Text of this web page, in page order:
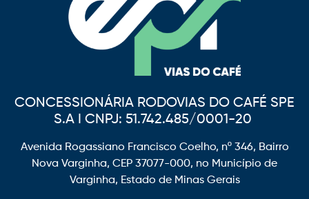
CONCESSIONÁRIA RODOVIAS DO CAFÉ SPE
S.A I CNPJ: 51.742.485/0001-20
Avenida Rogassiano Francisco Coelho, nº 346, Bairro
Nova Varginha, CEP 37077-000, no Município de
Varginha, Estado de Minas Gerais